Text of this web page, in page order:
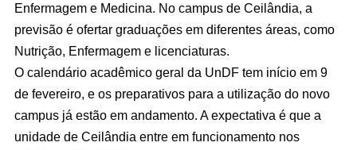
Enfermagem e Medicina. No campus de Ceilândia, a
previsão é ofertar graduações em diferentes áreas, como
Nutrição, Enfermagem e licenciaturas.
O calendário acadêmico geral da UnDF tem início em 9
de fevereiro, e os preparativos para a utilização do novo
campus já estão em andamento. A expectativa é que a
unidade de Ceilândia entre em funcionamento nos